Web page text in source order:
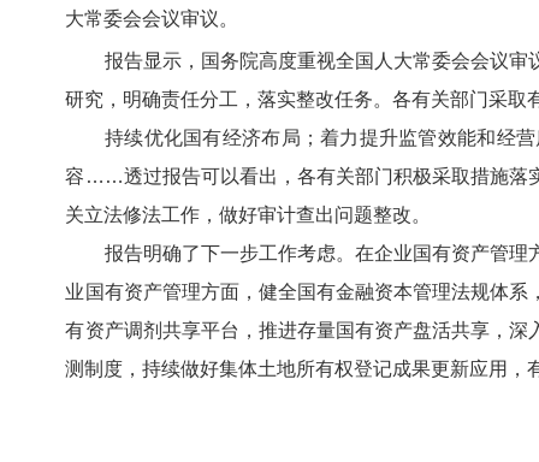
大常委会会议审议。
报告显示，国务院高度重视全国人大常委会会议审
研究，明确责任分工，落实整改任务。各有关部门采
持续优化国有经济布局；着力提升监管效能和经营
容……透过报告可以看出，各有关部门积极采取措施落
关立法修法工作，做好审计查出问题整改。
报告明确了下一步工作考虑。在企业国有资产管理
业国有资产管理方面，健全国有金融资本管理法规体
有资产调剂共享平台，推进存量国有资产盘活共享，
测制度，持续做好集体土地所有权登记成果更新应用